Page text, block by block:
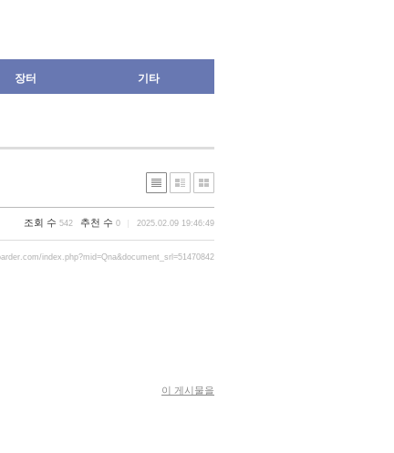
장터 기타
조회 수 542 추천 수 0 2025.02.09 19:46:49
index.php?mid=Qna&document_srl=51470842
이 게시물을